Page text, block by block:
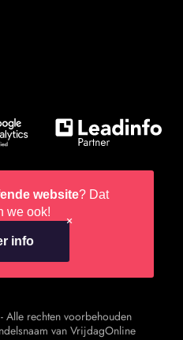
website? Dat
we ook!
info
rechten voorbehouden
van VrijdagOnline